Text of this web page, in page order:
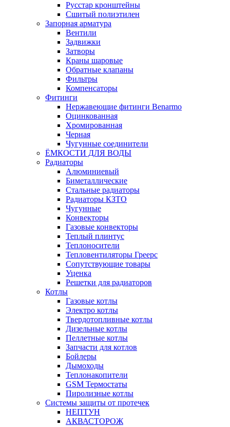
Русстар кронштейны
Сшитый полиэтилен
Запорная арматура
Вентили
Задвижки
Затворы
Краны шаровые
Обратные клапаны
Фильтры
Компенсаторы
Фитинги
Нержавеющие фитинги Benarmo
Оцинкованная
Хромированная
Черная
Чугунные соединители
ЁМКОСТИ ДЛЯ ВОДЫ
Радиаторы
Алюминиевый
Биметаллические
Стальные радиаторы
Радиаторы КЗТО
Чугунные
Конвекторы
Газовые конвекторы
Теплый плинтус
Теплоносители
Тепловентиляторы Греерс
Сопутствующие товары
Уценка
Решетки для радиаторов
Котлы
Газовые котлы
Электро котлы
Твердотопливные котлы
Дизельные котлы
Пеллетные котлы
Запчасти для котлов
Бойлеры
Дымоходы
Теплонакопители
GSM Термостаты
Пиролизные котлы
Системы защиты от протечек
НЕПТУН
АКВАСТОРОЖ